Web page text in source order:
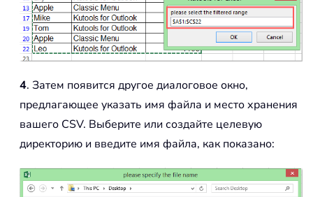
4. Затем появится другое диалоговое окно,
предлагающее указать имя файла и место хранения
вашего CSV. Выберите или создайте целевую
директорию и введите имя файла, как показано: